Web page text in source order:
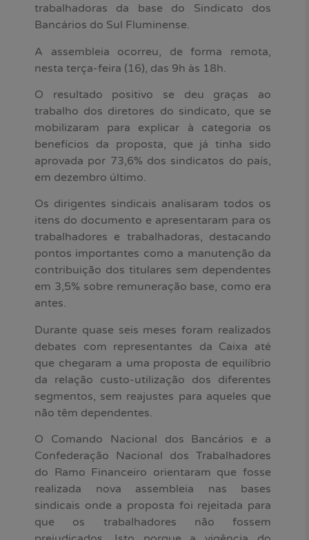
trabalhadoras da base do Sindicato dos
Bancários do Sul Fluminense.
A assembleia ocorreu, de forma remota,
nesta terça-feira (16), das 9h às 18h.
O resultado positivo se deu graças ao
trabalho dos diretores do sindicato, que se
mobilizaram para explicar à categoria os
benefícios da proposta, que já tinha sido
aprovada por 73,6% dos sindicatos do país,
em dezembro último.
Os dirigentes sindicais analisaram todos os
itens do documento e apresentaram para os
trabalhadores e trabalhadoras, destacando
pontos importantes como a manutenção da
contribuição dos titulares sem dependentes
em 3,5% sobre remuneração base, como era
antes.
Durante quase seis meses foram realizados
debates com representantes da Caixa até
que chegaram a uma proposta de equilíbrio
da relação custo-utilização dos diferentes
segmentos, sem reajustes para aqueles que
não têm dependentes.
O Comando Nacional dos Bancários e a
Confederação Nacional dos Trabalhadores
do Ramo Financeiro orientaram que fosse
realizada nova assembleia nas bases
sindicais onde a proposta foi rejeitada para
que os trabalhadores não fossem